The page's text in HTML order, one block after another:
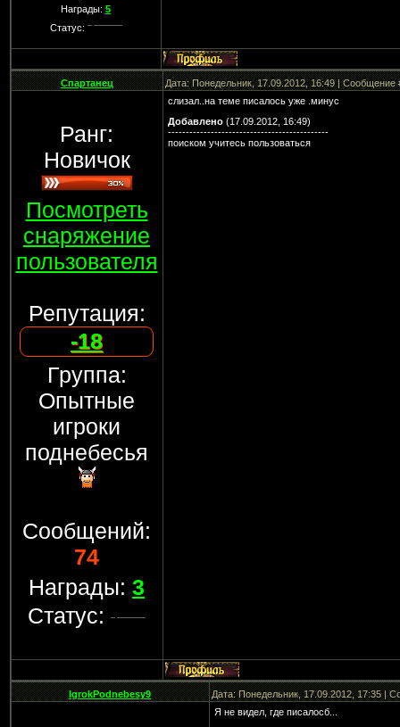
Награды: 5
Статус:
Спартанец Дата: Понедельник, 17.09.2012, 16:49 | Сообщение
Ранг:
Новичок
Посмотреть
снаряжение
пользователя
Репутация:
-18
Группа:
Опытные
игроки
поднебесья
Сообщений:
74
Награды: 3
Статус:
слизал..на теме писалось уже .минус
Добавлено(17.09.2012, 16:49)
---------------------------------------------
поиском учитесь пользоваться
IgrokPodnebesy9 Дата: Понедельник, 17.09.2012, 17:35 |
Я не видел, где писалосб...